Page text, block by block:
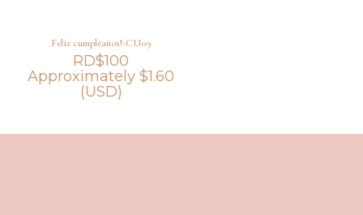
Feliz cumpleaños!-CU09
RD$100
Approximately$1.60
(USD)